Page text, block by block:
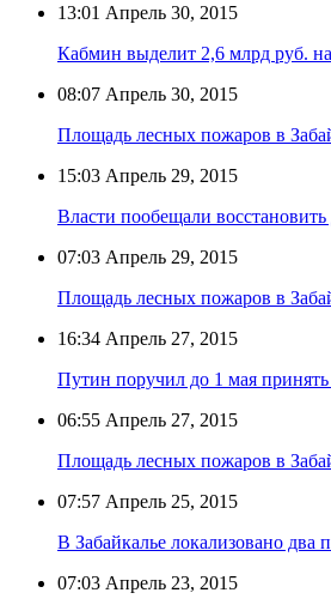
13:01 Апрель 30, 2015
Кабмин выделит 2,6 млрд руб.
08:07 Апрель 30, 2015
Площадь лесных пожаров в
15:03 Апрель 29, 2015
Власти пообещали
07:03 Апрель 29, 2015
Площадь лесных пожаров в
16:34 Апрель 27, 2015
Путин поручил до 1 мая
06:55 Апрель 27, 2015
Площадь лесных пожаров в
07:57 Апрель 25, 2015
В Забайкалье локализовано два
07:03 Апрель 23, 2015